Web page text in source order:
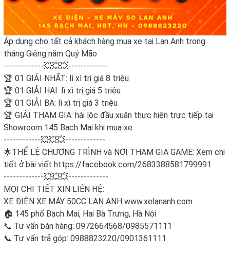
Áp dụng cho tất cả khách hàng mua xe tại Lan Anh trong
tháng Giêng năm Quý Mão
-------------💥💥💥-------------
🏆 01 GIẢI NHẤT: lì xì trị giá 8 triệu
🏆 01 GIẢI HAI: lì xì trị giá 5 triệu
🏆 01 GIẢI BA: lì xì trị giá 3 triệu
🏆 GIẢI THAM GIA: hái lộc đầu xuân thực hiện trực tiếp tại
Showroom 145 Bạch Mai khi mua xe
------------💥💥💥-------------
🌟THỂ LỆ CHƯƠNG TRÌNH và NƠI THAM GIA GAME: ️Xem chi
tiết ở bài viết https://facebook.com/2683388581799991
-------------💥💥💥-------------
MỌI CHI TIẾT XIN LIÊN HỆ:
XE ĐIỆN XE MÁY 50CC LAN ANH www.xelananh.com
🏠 145 phố Bạch Mai, Hai Bà Trưng, Hà Nội
📞 Tư vấn bán hàng: 0972664568/0985571111
📞 Tư vấn trả góp: 0988823220/0901361111